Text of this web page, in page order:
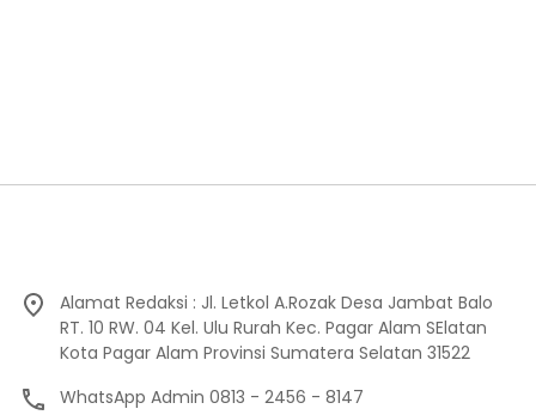
Alamat Redaksi : Jl. Letkol A.Rozak Desa Jambat Balo
RT. 10 RW. 04 Kel. Ulu Rurah Kec. Pagar Alam SElatan
Kota Pagar Alam Provinsi Sumatera Selatan 31522
WhatsApp Admin 0813 - 2456 - 8147